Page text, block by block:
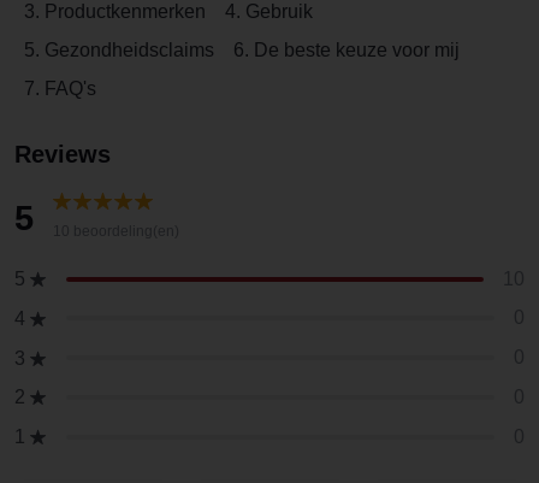
3. Productkenmerken
4. Gebruik
5. Gezondheidsclaims
6. De beste keuze voor mij
7. FAQ's
Reviews
5
5
4
3
2
1